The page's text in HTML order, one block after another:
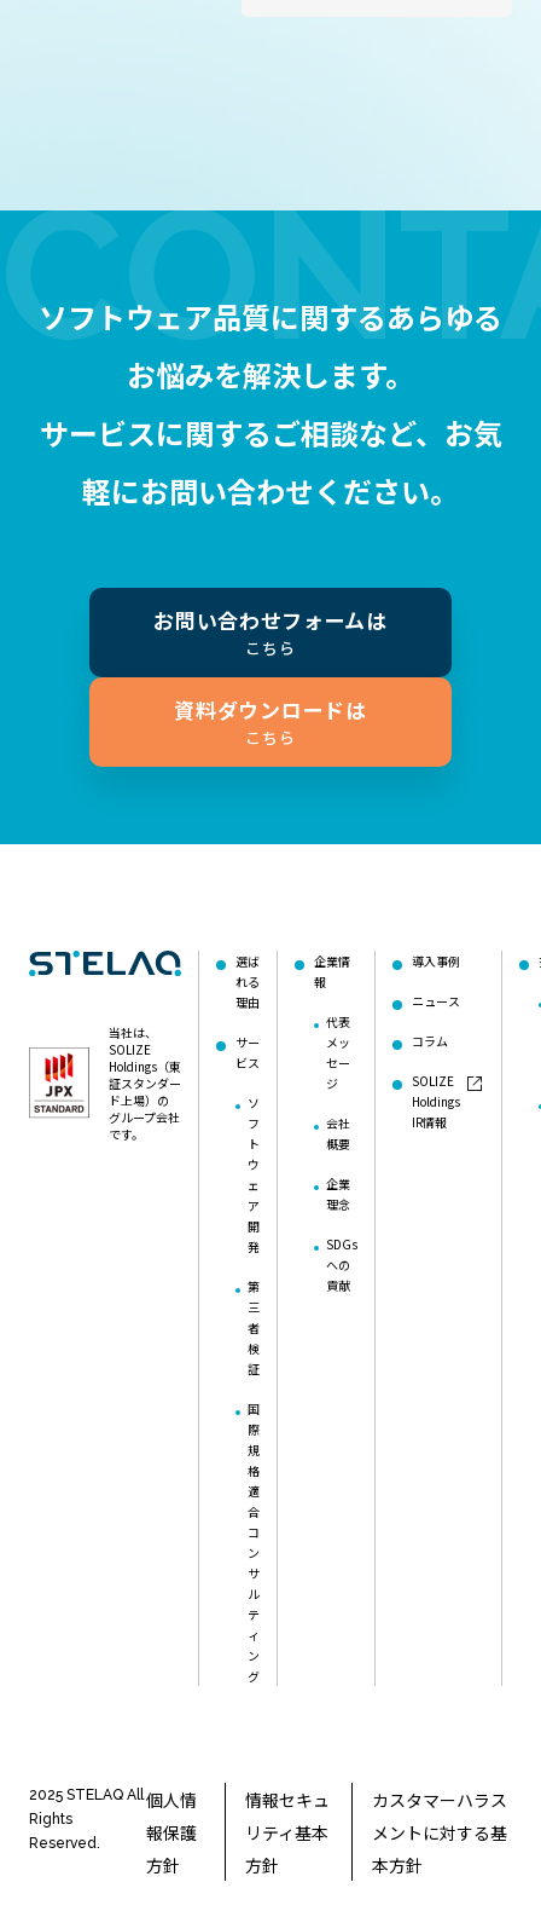
ソフトウェア品質に関するあらゆる
お悩みを解決します。
サービスに関するご相談など、お気
軽にお問い合わせください。
お問い合わせフォームは
こちら
資料ダウンロードは
こちら
当社は、
SOLIZE
Holdings（東
証スタンダー
ド上場）の
グループ会社
です。
選ば
れる
理由
サー
ビス
ソ
フ
ト
ウ
ェ
ア
開
発
第
三
者
検
証
国
際
規
格
適
合
コ
ン
サ
ル
テ
ィ
ン
グ
企業情
報
代表
メッ
セー
ジ
会社
概要
企業
理念
SDGs
への
貢献
導入事例
ニュース
コラム
SOLIZE
Holdings
IR情報
2025 STELAQ All
Rights
Reserved.
個人情
報保護
方針
情報セキュ
リティ基本
方針
カスタマーハラス
メントに対する基
本方針